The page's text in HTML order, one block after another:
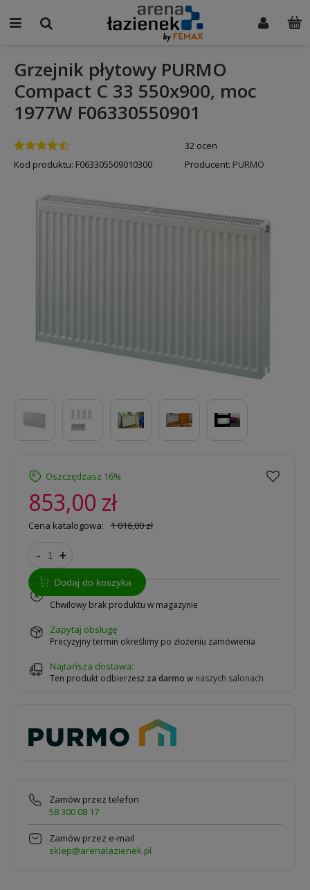
Grzejnik płytowy PURMO
Compact C 33 550x900, moc
1977W F06330550901
32 ocen
Kod produktu: F063305509010300 Producent: PURMO
Oszczędzasz 16%
853,00 zł
Cena katalogowa: 1 016,00 zł
- +
Dodaj do koszyka
Chwilowy brak produktu w magazynie
zapytaj obsługę
Precyzyjny termin określimy po złożeniu zamówienia
Najtańsza dostawa:
Ten produkt odbierzesz za darmo w naszych salonach
Zamów przez telefon
58 300 08 17
Zamów przez e-mail
sklep@arenalazienek.pl